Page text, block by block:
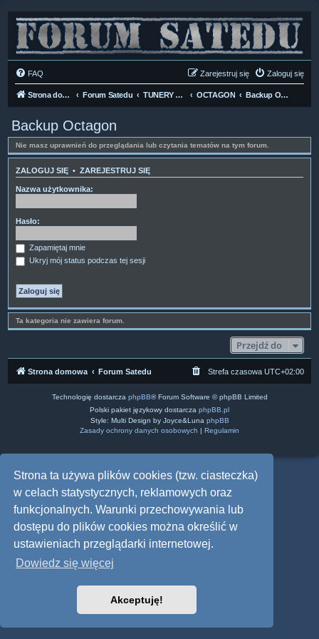
Strona ta używa plików cookies (tzw. ciasteczka)
w celach statystycznych, reklamowych oraz
funkcjonalnych. Warunki przechowywania lub
dostępu do plików cookies można określić w
ustawieniach przeglądarki internetowej.
Dowiedz się więcej
Akceptuję!
FAQ Zaloguj się
Zarejestruj się
Strona domowa Forum Satedu TUNERY SAT HD-LINUX OCTAGON Backup Octagon
Backup Octagon
Nie masz uprawnień do przeglądania lub czytania tematów na tym forum.
ZALOGUJ SIĘ • ZAREJESTRUJ SIĘ
Nazwa użytkownika:
Hasło:
Zapamiętaj mnie
Ukryj mój status podczas tej sesji
Ta kategoria nie zawiera forum.
Przejdź do
Strona domowa Forum Satedu Strefa czasowa UTC+02:00
Technologię dostarcza phpBB® Forum Software © phpBB Limited
Polski pakiet językowy dostarcza phpBB.pl
Style: Multi Design by Joyce&Luna phpBB
Zasady ochrony danych osobowych | Regulamin